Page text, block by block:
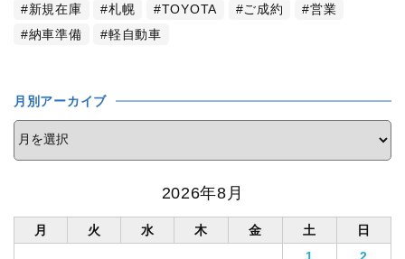
新規在庫
札幌 TOYOTA ご成約
営業
納車準備
軽自動車
月別アーカイブ
2026年8月
月 火 水 木 金 土
日